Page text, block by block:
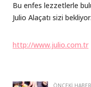
Bu enfes lezzetlerle
Julio Alaçatı sizi
http://www.julio.com.tr
ÖNCEKI HABER